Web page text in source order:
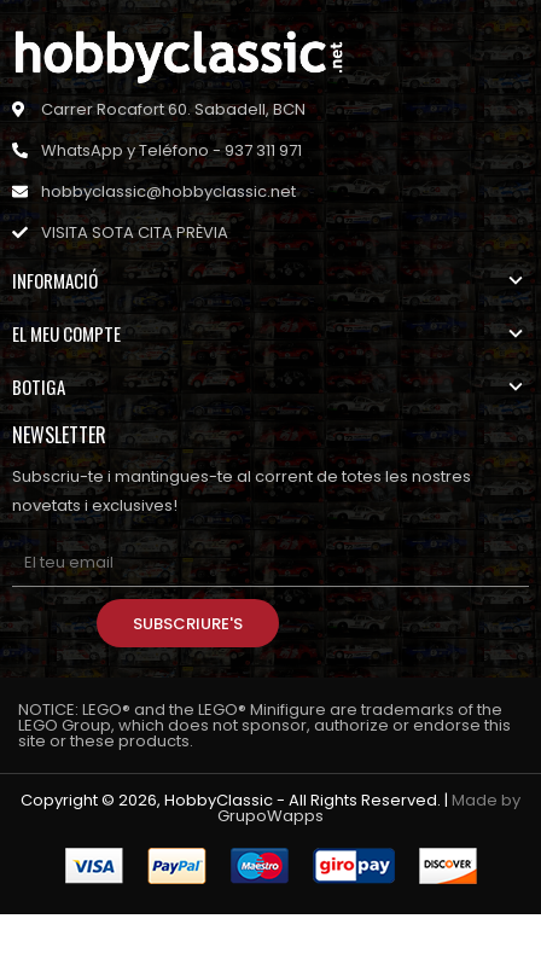
Carrer Rocafort 60. Sabadell, BCN
WhatsApp y Teléfono - 937 311 971
hobbyclassic@hobbyclassic.net
VISITA SOTA CITA PRÈVIA
INFORMACIÓ
EL MEU COMPTE
BOTIGA
NEWSLETTER
Subscriu-te i mantingues-te al corrent de totes les nostres
novetats i exclusives!
SUBSCRIURE'S
NOTICE: LEGO® and the LEGO® Minifigure are trademarks of the
LEGO Group, which does not sponsor, authorize or endorse this
site or these products.
Copyright © 2026, HobbyClassic - All Rights Reserved. | Made by
GrupoWapps